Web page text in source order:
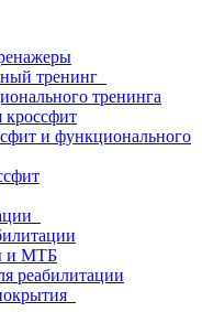
тренинг
тренинга
кроссфит
и функционального
и МТБ
реабилитации